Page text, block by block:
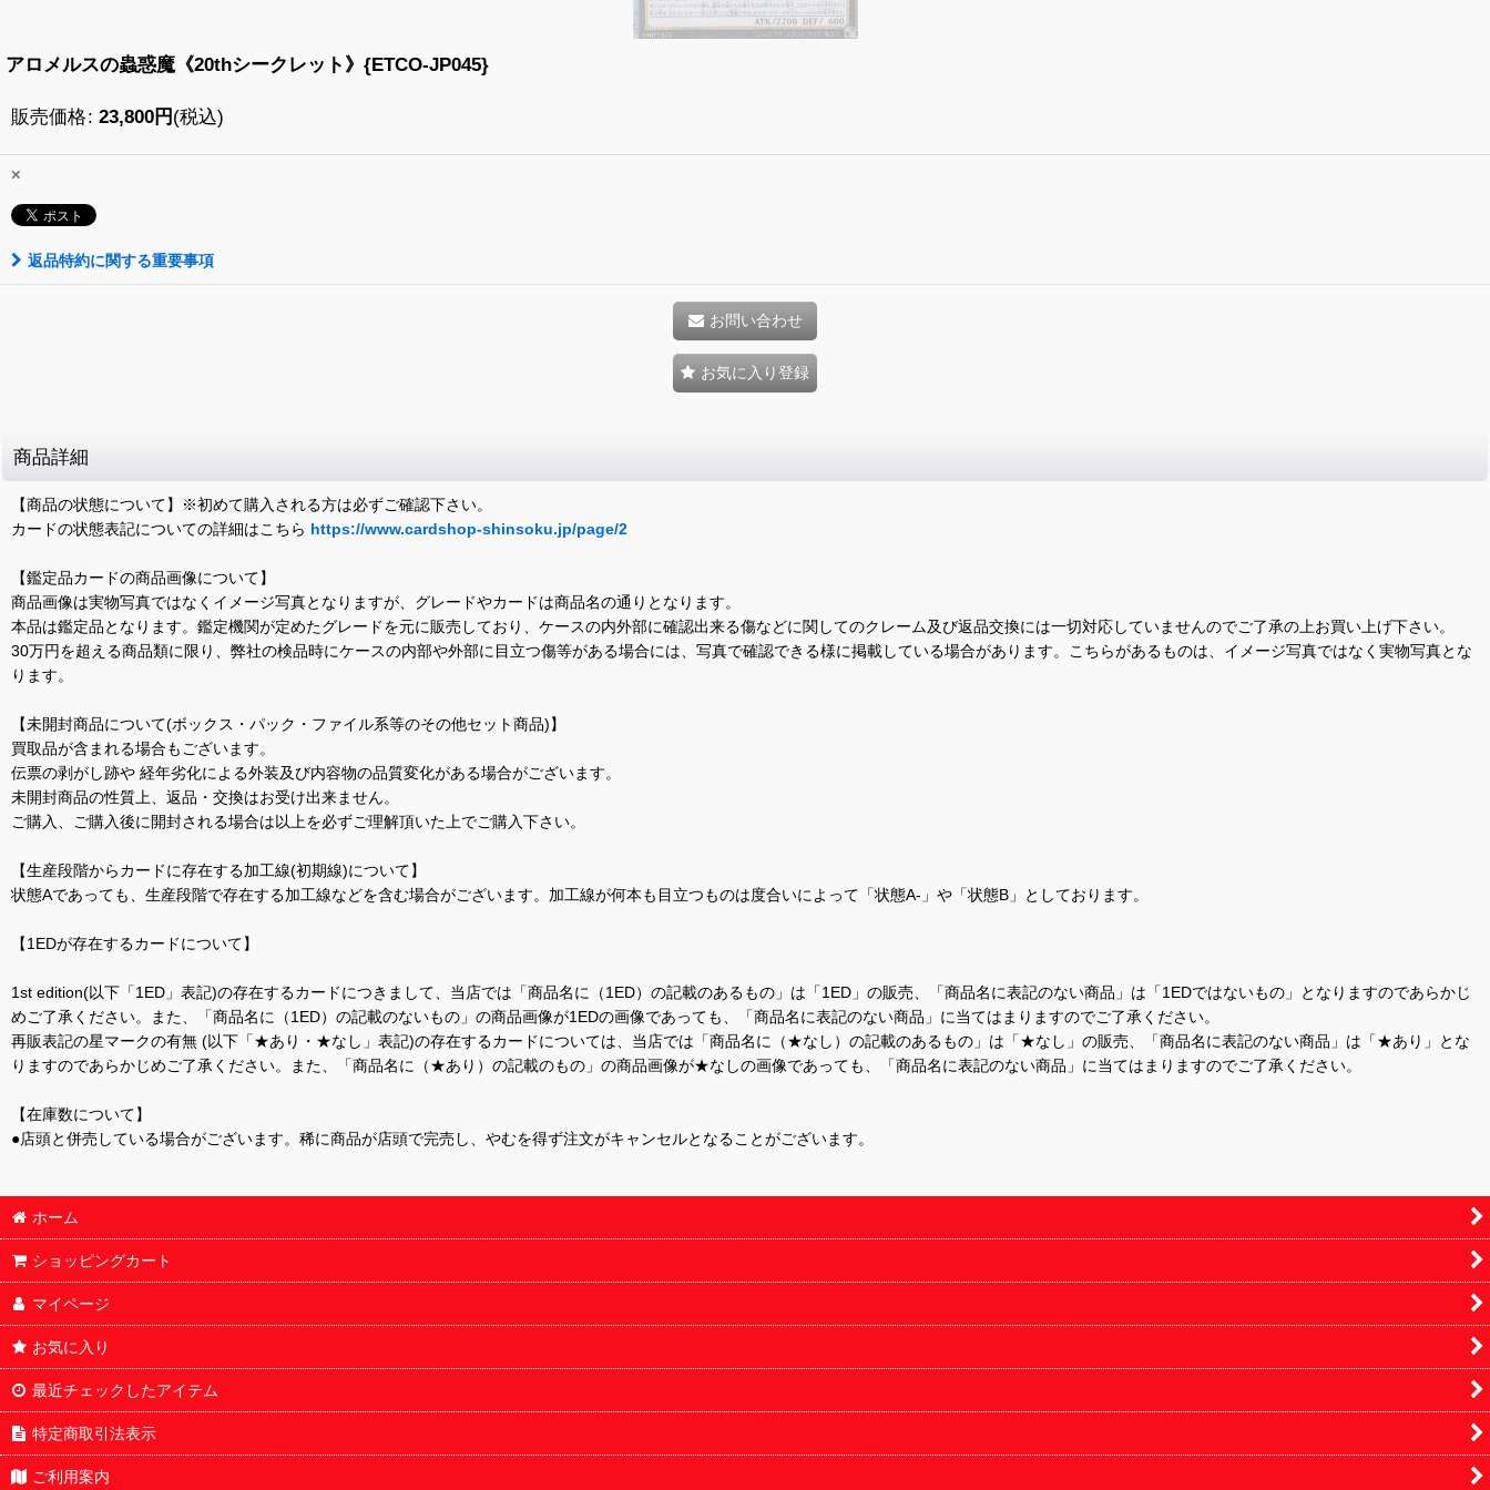
アロメルスの蟲惑魔《20thシークレット》{ETCO-JP045}
販売価格: 23,800円 (税込)
×
返品特約に関する重要事項
お問い合わせ
お気に入り登録
商品詳細
【商品の状態について】※初めて購入される方は必ずご確認下さい。
カードの状態表記についての詳細はこちら https://www.cardshop-shinsoku.jp/page/2
【鑑定品カードの商品画像について】
商品画像は実物写真ではなくイメージ写真となりますが、グレードやカードは商品名の通りとなります。
本品は鑑定品となります。鑑定機関が定めたグレードを元に販売しており、ケースの内外部に確認出来る傷などに関してのクレーム及び返品交換には一切対応していませんのでご了承の上お買い上げ下さい。
30万円を超える商品類に限り、弊社の検品時にケースの内部や外部に目立つ傷等がある場合には、写真で確認できる様に掲載している場合があります。こちらがあるものは、イメージ写真ではなく実物写真とな
ります。
【未開封商品について(ボックス・パック・ファイル系等のその他セット商品)】
買取品が含まれる場合もございます。
伝票の剥がし跡や 経年劣化による外装及び内容物の品質変化がある場合がございます。
未開封商品の性質上、返品・交換はお受け出来ません。
ご購入、ご購入後に開封される場合は以上を必ずご理解頂いた上でご購入下さい。
【生産段階からカードに存在する加工線(初期線)について】
状態Aであっても、生産段階で存在する加工線などを含む場合がございます。加工線が何本も目立つものは度合いによって「状態A-」や「状態B」としております。
【1EDが存在するカードについて】
1st edition(以下「1ED」表記)の存在するカードにつきまして、当店では「商品名に（1ED）の記載のあるもの」は「1ED」の販売、「商品名に表記のない商品」は「1EDではないもの」となりますのであらかじ
めご了承ください。また、「商品名に（1ED）の記載のないもの」の商品画像が1EDの画像であっても、「商品名に表記のない商品」に当てはまりますのでご了承ください。
再販表記の星マークの有無 (以下「★あり・★なし」表記)の存在するカードについては、当店では「商品名に（★なし）の記載のあるもの」は「★なし」の販売、「商品名に表記のない商品」は「★あり」とな
りますのであらかじめご了承ください。また、「商品名に（★あり）の記載のもの」の商品画像が★なしの画像であっても、「商品名に表記のない商品」に当てはまりますのでご了承ください。
【在庫数について】
●店頭と併売している場合がございます。稀に商品が店頭で完売し、やむを得ず注文がキャンセルとなることがございます。
ホーム
ショッピングカート
マイページ
お気に入り
最近チェックしたアイテム
特定商取引法表示
ご利用案内